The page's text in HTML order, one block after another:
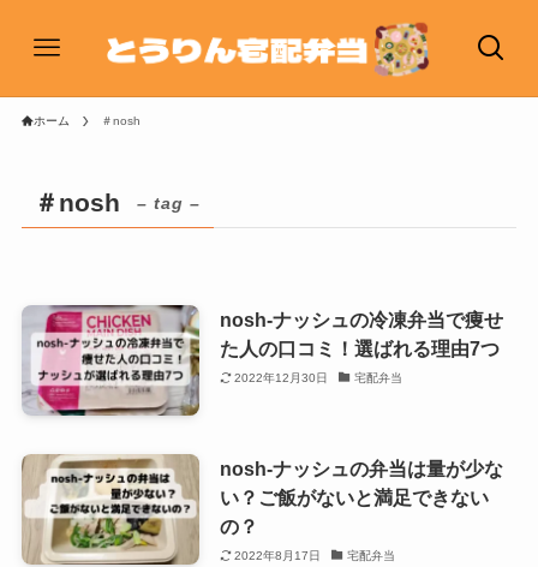
ホーム ＃nosh
＃nosh – tag –
nosh-ナッシュの冷凍弁当で痩せ
た人の口コミ！選ばれる理由7つ
2022年12月30日 宅配弁当
nosh-ナッシュの弁当は量が少な
い？ご飯がないと満足できない
の？
2022年8月17日 宅配弁当